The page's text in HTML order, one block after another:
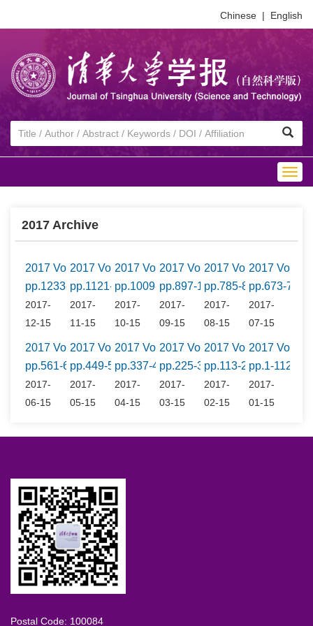
Chinese | English
2017 Archive
2017 Vol.57 No.12
pp.1233-1344
2017-
12-15
2017 Vol.57 No.11
pp.1121-1232
2017-
11-15
2017 Vol.57 No.10
pp.1009-1120
2017-
10-15
2017 Vol.57 No.9
pp.897-1008
2017-
09-15
2017 Vol.57 No.8
pp.785-896
2017-
08-15
2017 Vol.57
pp.673-784
2017-
07-15
2017 Vol.57 No.6
pp.561-672
2017-
06-15
2017 Vol.57 No.5
pp.449-560
2017-
05-15
2017 Vol.57 No.4
pp.337-448
2017-
04-15
2017 Vol.57 No.3
pp.225-336
2017-
03-15
2017 Vol.57 No.2
pp.113-224
2017-
02-15
2017 Vol.57
pp.1-112
2017-
01-15
Postal Code: 100084